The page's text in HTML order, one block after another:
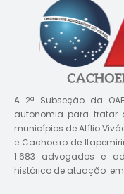
A 2ª Subseção da
autonomia para tratar
municípios de Atílio
e Cachoeiro de
1.683 advogados e
histórico de atuação